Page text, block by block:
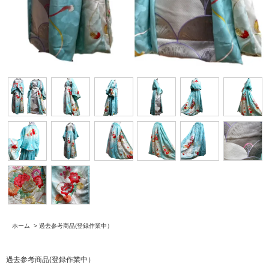
ホーム > 過去参考商品(登録作業中）
過去参考商品(登録作業中）